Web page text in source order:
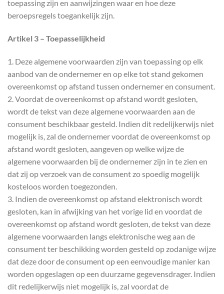
toepassing zijn en aanwijzingen waar en hoe deze
beroepsregels toegankelijk zijn.
Artikel 3 – Toepasselijkheid
1. Deze algemene voorwaarden zijn van toepassing op elk
aanbod van de ondernemer en op elke tot stand gekomen
overeenkomst op afstand tussen ondernemer en consument.
2. Voordat de overeenkomst op afstand wordt gesloten,
wordt de tekst van deze algemene voorwaarden aan de
consument beschikbaar gesteld. Indien dit redelijkerwijs niet
mogelijk is, zal de ondernemer voordat de overeenkomst op
afstand wordt gesloten, aangeven op welke wijze de
algemene voorwaarden bij de ondernemer zijn in te zien en
dat zij op verzoek van de consument zo spoedig mogelijk
kosteloos worden toegezonden.
3. Indien de overeenkomst op afstand elektronisch wordt
gesloten, kan in afwijking van het vorige lid en voordat de
overeenkomst op afstand wordt gesloten, de tekst van deze
algemene voorwaarden langs elektronische weg aan de
consument ter beschikking worden gesteld op zodanige wijze
dat deze door de consument op een eenvoudige manier kan
worden opgeslagen op een duurzame gegevensdrager. Indien
dit redelijkerwijs niet mogelijk is, zal voordat de